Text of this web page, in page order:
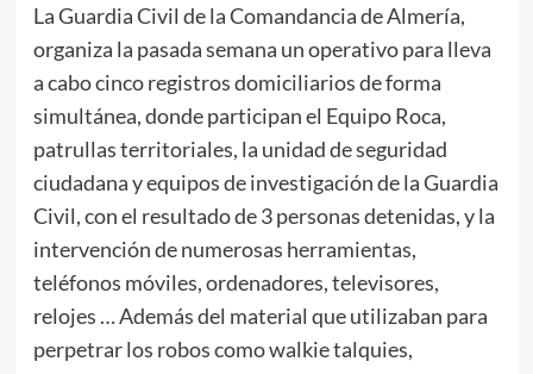
La Guardia Civil de la Comandancia de Almería,
organiza la pasada semana un operativo para lleva
a cabo cinco registros domiciliarios de forma
simultánea, donde participan el Equipo Roca,
patrullas territoriales, la unidad de seguridad
ciudadana y equipos de investigación de la Guardia
Civil, con el resultado de 3 personas detenidas, y la
intervención de numerosas herramientas,
teléfonos móviles, ordenadores, televisores,
relojes … Además del material que utilizaban para
perpetrar los robos como walkie talquies,